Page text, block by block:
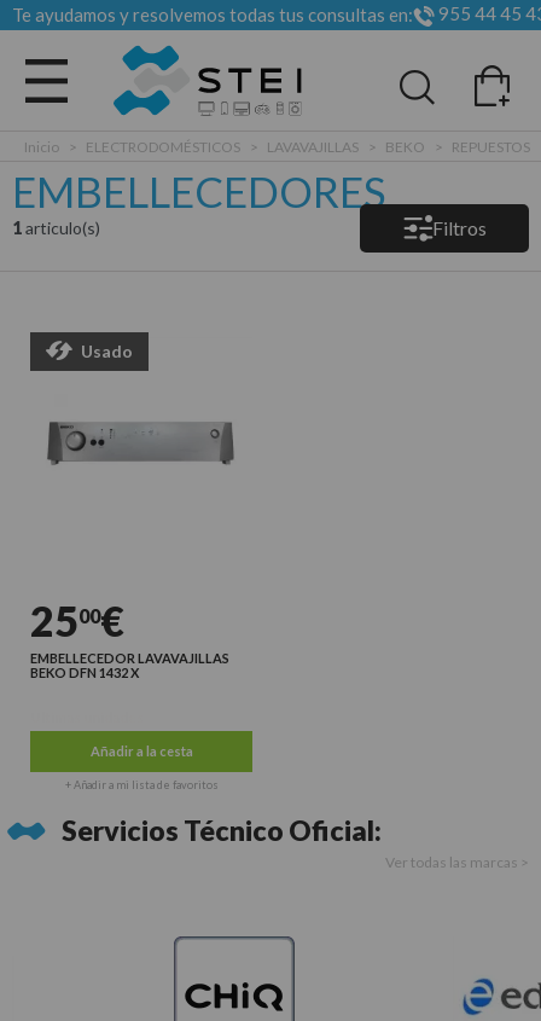
Te ayudamos y resolvemos todas tus consultas en: 955 44 45
Todas las categorias
Inicio > ELECTRODOMÉSTICOS > LAVAVAJILLAS > BEKO > REPUESTOS
EMBELLECEDORES
1articulo(s) Filtros
Usado
2500€
EMBELLECEDOR LAVAVAJILLAS
BEKO DFN 1432 X
Añadir a la cesta
+ Añadir a mi lista de favoritos
Servicios Técnico Oficial:
Ver todas las marcas >